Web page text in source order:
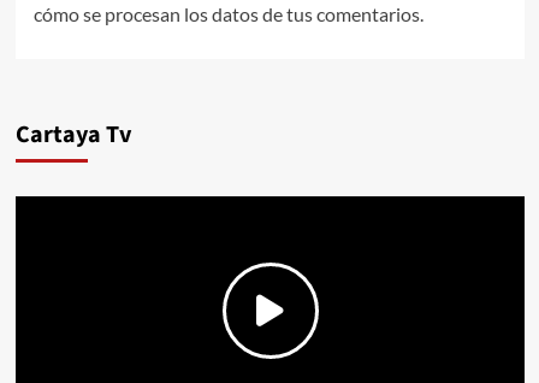
cómo se procesan los datos de tus comentarios.
Cartaya Tv